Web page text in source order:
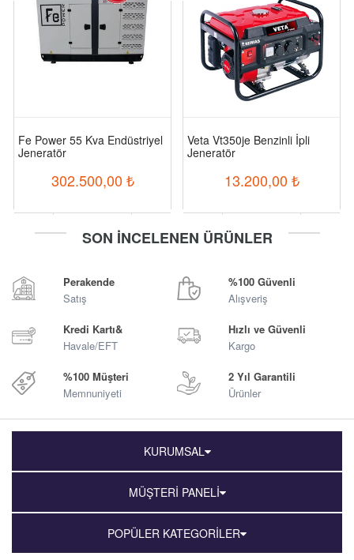
Fe Power 55 Kva Endüstriyel
Jeneratör
302.500,00 ₺
Veta Vt350je Benzinli İpli
Jeneratör
13.200,00 ₺
SON İNCELENEN ÜRÜNLER
Perakende
Satış
%100 Güvenli
Alışveriş
Kredi Kartı&
Havale/EFT
Hızlı ve Güvenli
Kargo
%100 Müşteri
Memnuniyeti
2 Yıl Garantili
Ürünler
KURUMSAL
MÜŞTERİ PANELİ
POPÜLER KATEGORİLER